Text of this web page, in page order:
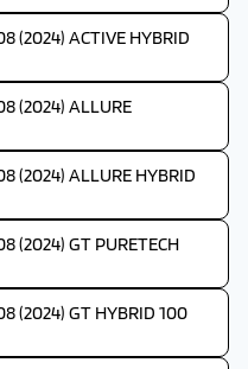
(2024) ACTIVE HYBRID
(2024) ALLURE
(2024) ALLURE HYBRID
(2024) GT PURETECH
(2024) GT HYBRID 100